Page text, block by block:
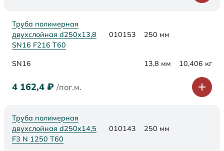
Труба полимерная
двухслойная d250х13,8
SN16 F216 Т60
010153 250 мм
SN16 13,8 мм 10,406 кг
4 162,4 ₽ /пог.м.
Труба полимерная
двухслойная d250x14,5
F3 N 1250 Т60
010143 250 мм